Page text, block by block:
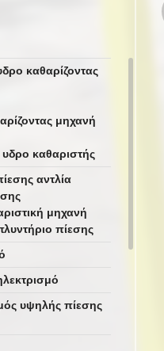
καθαρίζοντας
μηχανή
καθαριστής
αντλία
μηχανή
πίεσης
υψηλής πίεσης